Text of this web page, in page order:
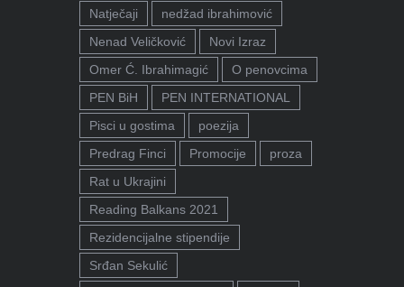
Natječaji
nedžad ibrahimović
Nenad Veličković
Novi Izraz
Omer Ć. Ibrahimagić
O penovcima
PEN BiH
PEN INTERNATIONAL
Pisci u gostima
poezija
Predrag Finci
Promocije
proza
Rat u Ukrajini
Reading Balkans 2021
Rezidencijalne stipendije
Srđan Sekulić